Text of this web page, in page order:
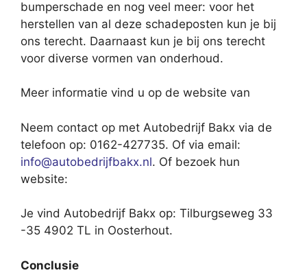
bumperschade en nog veel meer: voor het
herstellen van al deze schadeposten kun je bij
ons terecht. Daarnaast kun je bij ons terecht
voor diverse vormen van onderhoud.
Meer informatie vind u op de website van
Neem contact op met Autobedrijf Bakx via de
telefoon op: 0162-427735. Of via email:
info@autobedrijfbakx.nl. Of bezoek hun
website:
Je vind Autobedrijf Bakx op: Tilburgseweg 33
-35 4902 TL in Oosterhout.
Conclusie